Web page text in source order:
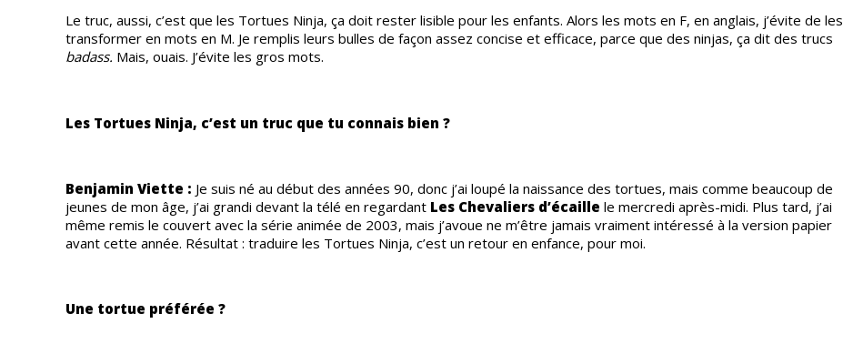
Le truc, aussi, c’est que les Tortues Ninja, ça doit rester lisible pour les enfants. Alors les mots en F, en anglais, j’évite de les
transformer en mots en M. Je remplis leurs bulles de façon assez concise et efficace, parce que des ninjas, ça dit des trucs
badass. Mais, ouais. J’évite les gros mots.
Les Tortues Ninja, c’est un truc que tu connais bien ?
Benjamin Viette : Je suis né au début des années 90, donc j’ai loupé la naissance des tortues, mais comme beaucoup de
jeunes de mon âge, j’ai grandi devant la télé en regardant Les Chevaliers d’écaille le mercredi après-midi. Plus tard, j’ai
même remis le couvert avec la série animée de 2003, mais j’avoue ne m’être jamais vraiment intéressé à la version papier
avant cette année. Résultat : traduire les Tortues Ninja, c’est un retour en enfance, pour moi.
Une tortue préférée ?